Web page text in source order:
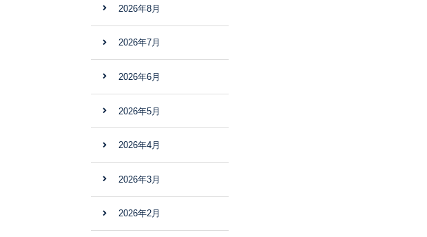
2026年8月
2026年7月
2026年6月
2026年5月
2026年4月
2026年3月
2026年2月